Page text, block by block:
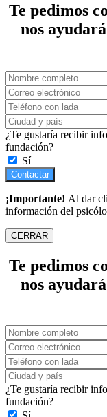
Te pedimos
nos
¿Te gustaría recibir
fundación?
Sí
Contactar
¡Importante! Al dar
información del
CERRAR
Te pedimos
nos
¿Te gustaría recibir
fundación?